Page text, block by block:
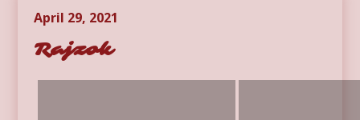
April 29, 2021
Rajzok